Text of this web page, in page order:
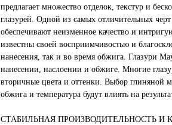
предлагает множество отделок, текстур и
глазурей. Одной из самых отличительных черт
обеспечивают неизменное качество и
известны своей восприимчивостью и
нанесения, так и во время обжига. Глазури
нанесении, наслоении и обжиге. Многие
вторичные цвета и оттенки. Выбор глиняной
обжига и температура будут влиять на
СТАБИЛЬНАЯ ПРОИЗВОДИТЕЛЬНОСТЬ И